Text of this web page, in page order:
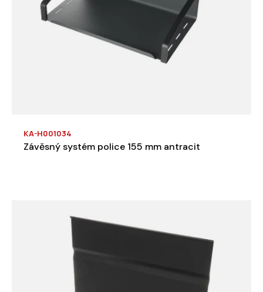
KA-H001034
Závěsný systém police 155 mm antracit